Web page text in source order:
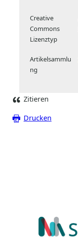
Creative
Commons
Lizenztyp
Artikelsammlu
ng
Zitieren
Drucken